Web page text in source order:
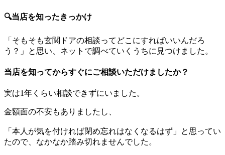
🔍当店を知ったきっかけ
「そもそも玄関ドアの相談ってどこにすればいいんだろ
う？」と思い、ネットで調べていくうちに見つけました。
当店を知ってからすぐにご相談いただけましたか？
実は1年くらい相談できずにいました。
金額面の不安もありましたし、
「本人が気を付ければ閉め忘れはなくなるはず」と思ってい
たので、なかなか踏み切れませんでした。